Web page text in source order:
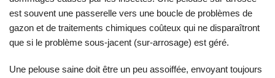
est souvent une passerelle vers une boucle de problèmes de
gazon et de traitements chimiques coûteux qui ne disparaîtront
que si le problème sous-jacent (sur-arrosage) est géré.
Une pelouse saine doit être un peu assoiffée, envoyant toujours